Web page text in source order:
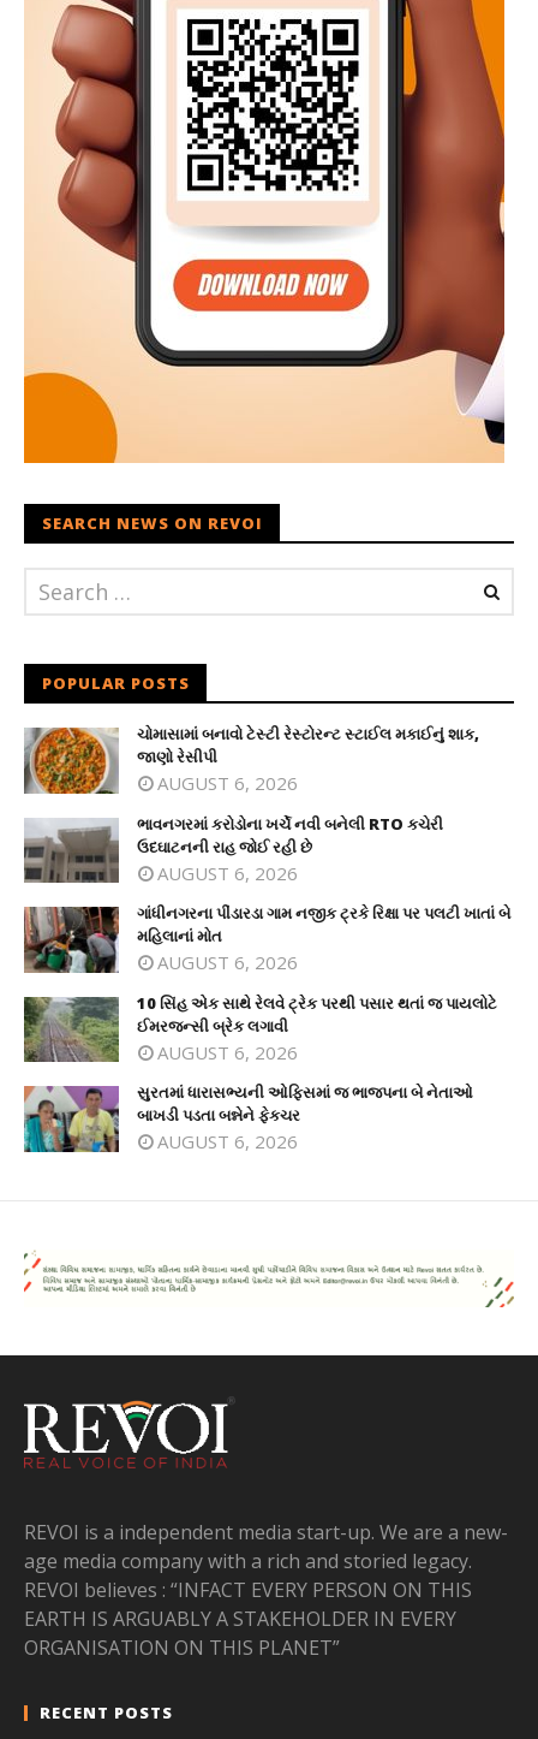
SEARCH NEWS ON REVOI
POPULAR POSTS
ચોમાસામાં બનાવો ટેસ્ટી રેસ્ટોરન્ટ સ્ટાઈલ મકાઈનું શાક,
જાણો રેસીપી
AUGUST 6, 2026
ભાવનગરમાં કરોડોના ખર્ચે નવી બનેલી RTO કચેરી
ઉદઘાટનની રાહ જોઈ રહી છે
AUGUST 6, 2026
ગાંધીનગરના પીંડારડા ગામ નજીક ટ્રકે રિક્ષા પર પલટી ખાતાં બે
મહિલાનાં મોત
AUGUST 6, 2026
10 સિંહ એક સાથે રેલવે ટ્રેક પરથી પસાર થતાં જ પાયલોટે
ઈમરજન્સી બ્રેક લગાવી
AUGUST 6, 2026
સુરતમાં ધારાસભ્યની ઓફિસમાં જ ભાજપના બે નેતાઓ
બાખડી પડતા બન્નેને ફેકચર
AUGUST 6, 2026
REVOI is a independent media start-up. We are a new-
age media company with a rich and storied legacy.
REVOI believes : “INFACT EVERY PERSON ON THIS
EARTH IS ARGUABLY A STAKEHOLDER IN EVERY
ORGANISATION ON THIS PLANET”
RECENT POSTS